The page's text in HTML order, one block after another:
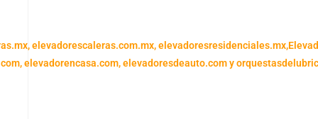
elevadorescaleras.com.mx,elevadoresresidenciales.mx,
elevadorencasa.com, elevadoresdeauto.comy